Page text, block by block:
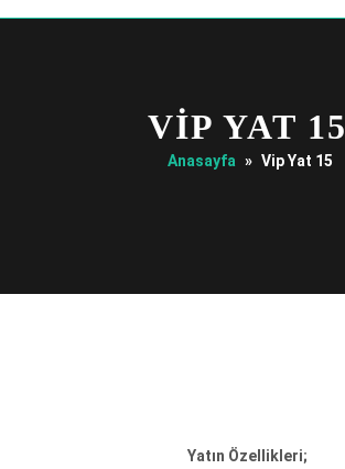
VIP YAT 15
Anasayfa » Vip Yat 15
Yatın Özellikleri;